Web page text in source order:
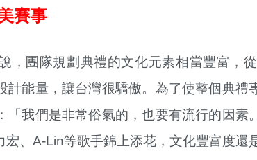
賽事
，團隊規劃典禮的文化元素相當豐富，
計能量，讓台灣很驕傲。為了使整個典
「我們是非常俗氣的，也要有流行的因
、A-Lin等歌手錦上添花，文化豐富度還